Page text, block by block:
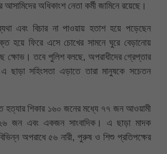
অধিকাংশ নেতা কর্মী জামিনে রয়েছে।
এবং বিচার না পাওয়ায় হতাশ হয়ে পড়েছেন
হয়ে ফিরে এসে চোখের সামনে ঘুরে বেড়ানোয়
ক্ষোভ। তবে পুলিশ বলছে, অপরাধীদের গ্রেপ্তার
সহিংসতা এড়াতে তারা মানুষকে সচেতন
হত্যার শিকার ১৬০ জনের মধ্যে ৭৭ জন আওয়ামী
২৬ জন এবং একজন সাংবাদিক। এ ছাড়া মাদক
অপরাধে ৫৬ নারী, পুরুষ ও শিশু প্রতিপক্ষের